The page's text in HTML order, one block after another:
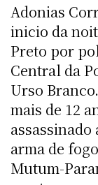
Adonias
inicio da
Preto por
Central da
Urso
mais de 12
assassinado
arma de
Mutum-